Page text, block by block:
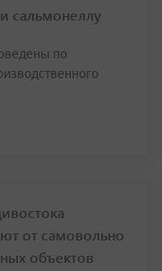
сальмонеллу
по
от самовольно
объектов